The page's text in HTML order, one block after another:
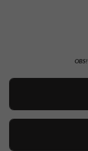
OBS!